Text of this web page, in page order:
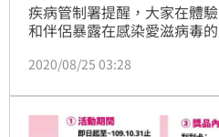
疾病管制署提醒，大家在體
和伴侶暴露在感染愛滋病毒
2020/08/25 03:28